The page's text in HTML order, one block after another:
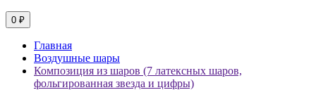
0 ₽
Главная
Воздушные шары
Композиция из шаров (7 латексных шаров,
фольгированная звезда и цифры)